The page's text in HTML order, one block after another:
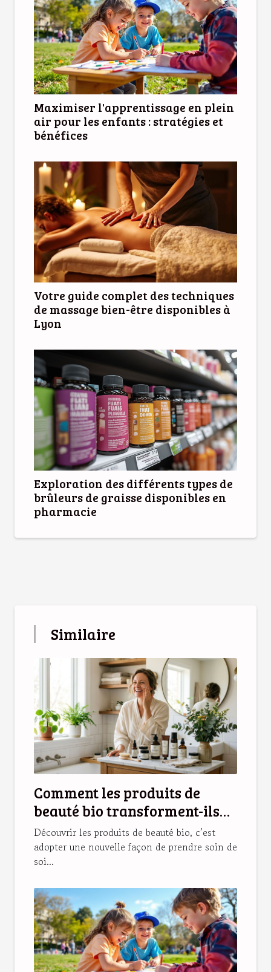
Maximiser l'apprentissage en plein
air pour les enfants : stratégies et
bénéfices
Votre guide complet des techniques
de massage bien-être disponibles à
Lyon
Exploration des différents types de
brûleurs de graisse disponibles en
pharmacie
Similaire
Comment les produits de
beauté bio transforment-ils
votre routine quotidienne ?
Découvrir les produits de beauté bio, c’est
adopter une nouvelle façon de prendre soin de
soi...